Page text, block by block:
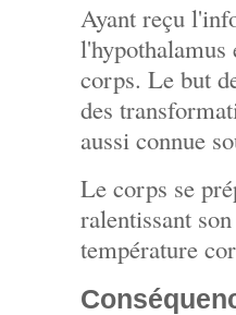
Ayant reçu
corps. Le but
des
aussi connue
Le corps se
ralentissant
température